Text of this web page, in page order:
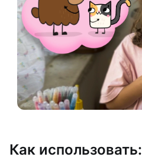
Как использовать: